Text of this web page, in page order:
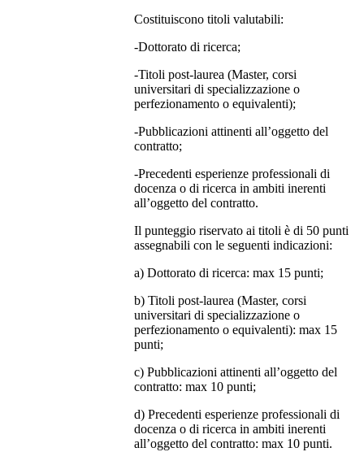
Costituiscono titoli valutabili:
-Dottorato di ricerca;
-Titoli post-laurea (Master, corsi
universitari di specializzazione o
perfezionamento o equivalenti);
-Pubblicazioni attinenti all’oggetto del
contratto;
-Precedenti esperienze professionali di
docenza o di ricerca in ambiti inerenti
all’oggetto del contratto.
Il punteggio riservato ai titoli è di 50 punti
assegnabili con le seguenti indicazioni:
a) Dottorato di ricerca: max 15 punti;
b) Titoli post-laurea (Master, corsi
universitari di specializzazione o
perfezionamento o equivalenti): max 15
punti;
c) Pubblicazioni attinenti all’oggetto del
contratto: max 10 punti;
d) Precedenti esperienze professionali di
docenza o di ricerca in ambiti inerenti
all’oggetto del contratto: max 10 punti.